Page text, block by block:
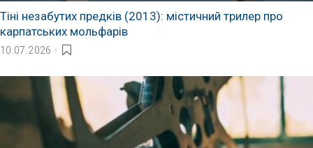
Тіні незабутих предків (2013): містичний трилер про
карпатських мольфарів
10.07.2026